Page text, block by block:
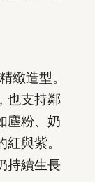
緻造型。
也支持鄰
塵粉、奶
與紫。
持續生長